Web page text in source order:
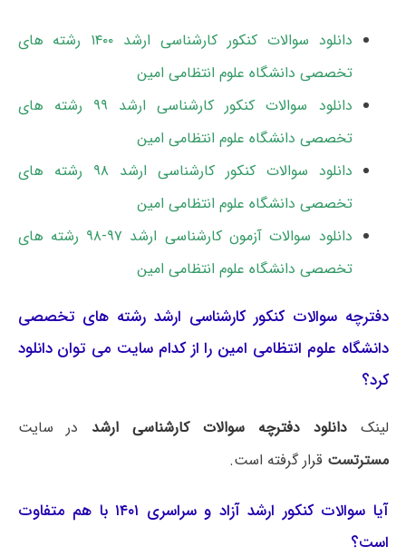
دانلود سوالات کنکور کارشناسی ارشد ۱۴۰۰ رشته های
تخصصی دانشگاه علوم انتظامی امین
دانلود سوالات کنکور کارشناسی ارشد ۹۹ رشته های
تخصصی دانشگاه علوم انتظامی امین
دانلود سوالات کنکور کارشناسی ارشد ۹۸ رشته های
تخصصی دانشگاه علوم انتظامی امین
دانلود سوالات آزمون کارشناسی ارشد ۹۷-۹۸ رﺷﺘﻪ ﻫﺎی
تخصصی داﻧﺸﮕﺎه ﻋﻠﻮم اﻧﺘﻈﺎمی اﻣﻴﻦ
دفترچه سوالات کنکور کارشناسی ارشد رشته های تخصصی
دانشگاه علوم انتظامی امین را از کدام سایت می توان دانلود
کرد؟
لینکدانلود دفترچه سوالات کارشناسی ارشد در سایت
مسترتست قرار گرفته است.
آیا سوالات کنکور ارشد آزاد و سراسری ۱۴۰۱ با هم متفاوت
است؟